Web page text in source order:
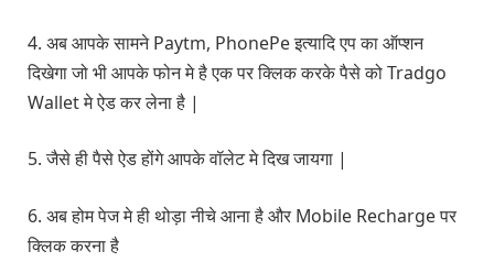
4. अब आपके सामने Paytm, PhonePe इत्यादि एप का ऑप्शन
दिखेगा जो भी आपके फोन मे है एक पर क्लिक करके पैसे को Tradgo
Wallet मे ऐड कर लेना है |
5. जैसे ही पैसे ऐड होंगे आपके वॉलेट मे दिख जायगा |
6. अब होम पेज मे ही थोड़ा नीचे आना है और Mobile Recharge पर
क्लिक करना है